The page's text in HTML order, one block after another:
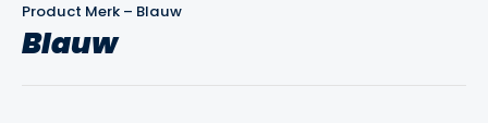
Product Merk – Blauw
Blauw